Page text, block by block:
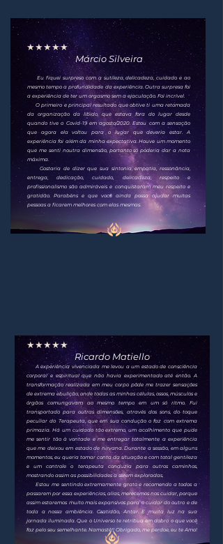
Eu fiquei surpreso com a sutileza, delicadeza, cuidado e ao
mesmo tempo a profundidade da experiência. Outra surpresa foi
a experiência de ter um orgasmo sem a ejaculação. Foi incrível.
O primeiro e principal resultado que obtive ti uma retomada
da organização da libido, que estava fora do lugar desde
quando tive o Covid-19 em agosto/2020. Estou com a sensação
que agora ela voltou para o lugar que deveria estar. A
experiência foi além da minha expectativa. Houve um momento
que me senti noutra dimensão, portanto só poderia dar a nota
máxima.
Gostaria de dizer que sua sintonia, empatia, ressonância,
entrega, dedicação, cuidado, delicadeza, respeito e
profissionalismo são admiráveis e conquistaram meu respeito e
gratidão. Parabéns e que você ainda possa ajudar muitas
pessoas a ficarem melhores com elas mesmas.
Márcio Silveira
★★★★★
A experiência vivenciada me levou a um estado de consciência
corporal e espiritual que não havia experimentado até então. A
transformação realizada em meu corpo pôde me trazer sensações
de extrema ebulição, onde todas as minhas células, ossos, músculos e
órgãos comungavam ao mesmo tempo em um só ritmo. Fui
transportado para outras dimensões, através dos sons, do toque
peculiar do Terapeuta, que em sua condução o faz com extrema
primazia. Há um cuidado tão extremo, um acolhimento que pude
me sentir tão à vontade e me entregar totalmente a experiência
que me deixou em estado de nirvana. Durante a sessão, em alguns
momentos, eu queria tomar conta da situação e com total gentileza
e um controle o terapeuta conduzia para outros caminhos,
mostrando assim as possibilidades a serem exploradas.
Estou me sentindo extremamente grato e recomendo a todos a
passarem por essa experiências, alias, merecemos nos cuidar, porque
assim estaremos muito mais expansivos para o cuidar do outro e de
toda a nossa ambiência. Gratidão, Antar. E muita luz na sua
jornada iluminada. Que o Universo te retribua em dobro o que você
faz pelo seu semelhante. Namastê!! Obrigado, me perdoe, eu te Amo!
Ricardo Matiello
★★★★★